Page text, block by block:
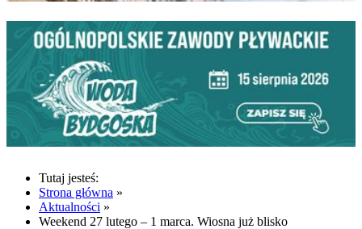
Tutaj jesteś:
Strona główna »
Aktualności »
Weekend 27 lutego – 1 marca. Wiosna już blisko